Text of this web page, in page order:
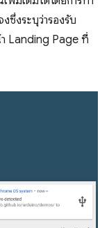
ซึ่งระบุว่ารองรับ
Landing Page ที่